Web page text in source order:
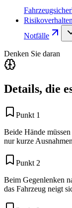
Notfälle
Denken Sie daran
Details, die
Punkt 1
Beide Hände
nur kurze
Punkt 2
Beim Gegenlenken
das Fahrzeug neigt